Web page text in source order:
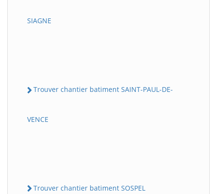
SIAGNE
Trouver chantier batiment SAINT-PAUL-DE-
VENCE
Trouver chantier batiment SOSPEL